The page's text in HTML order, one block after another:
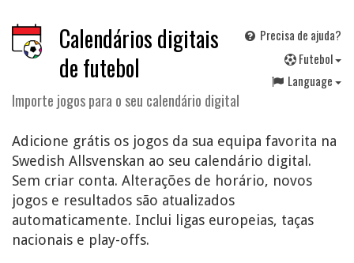
Calendários digitais
de futebol
Importe jogos para o seu calendário digital
Precisa de ajuda?
Futebol
Language
Adicione grátis os jogos da sua equipa favorita na
Swedish Allsvenskan ao seu calendário digital.
Sem criar conta. Alterações de horário, novos
jogos e resultados são atualizados
automaticamente. Inclui ligas europeias, taças
nacionais e play-offs.